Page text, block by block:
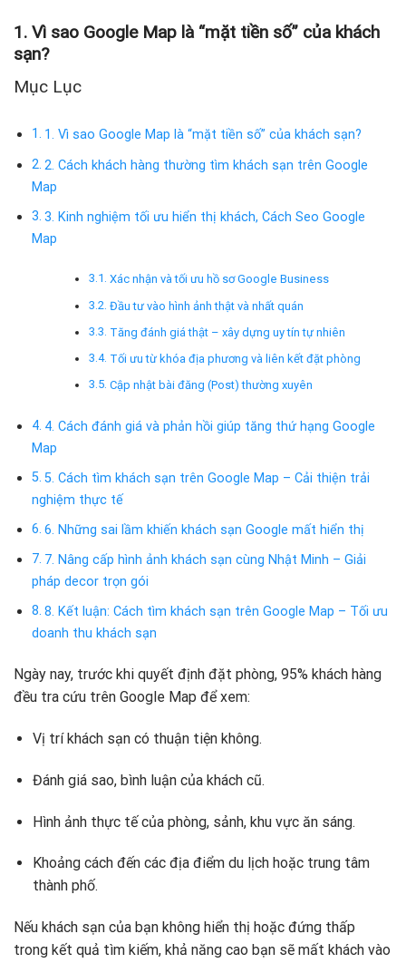
1. Vì sao Google Map là “mặt tiền số” của khách
sạn?
Mục Lục
1. Vì sao Google Map là “mặt tiền số” của khách sạn?
2. Cách khách hàng thường tìm khách sạn trên Google
Map
3. Kinh nghiệm tối ưu hiển thị khách, Cách Seo Google
Map
Xác nhận và tối ưu hồ sơ Google Business
Đầu tư vào hình ảnh thật và nhất quán
Tăng đánh giá thật – xây dựng uy tín tự nhiên
Tối ưu từ khóa địa phương và liên kết đặt phòng
Cập nhật bài đăng (Post) thường xuyên
4. Cách đánh giá và phản hồi giúp tăng thứ hạng Google
Map
5. Cách tìm khách sạn trên Google Map – Cải thiện trải
nghiệm thực tế
6. Những sai lầm khiến khách sạn Google mất hiển thị
7. Nâng cấp hình ảnh khách sạn cùng Nhật Minh – Giải
pháp decor trọn gói
8. Kết luận: Cách tìm khách sạn trên Google Map – Tối ưu
doanh thu khách sạn
Ngày nay, trước khi quyết định đặt phòng, 95% khách hàng
đều tra cứu trên Google Map để xem:
Vị trí khách sạn có thuận tiện không.
Đánh giá sao, bình luận của khách cũ.
Hình ảnh thực tế của phòng, sảnh, khu vực ăn sáng.
Khoảng cách đến các địa điểm du lịch hoặc trung tâm
thành phố.
Nếu khách sạn của bạn không hiển thị hoặc đứng thấp
trong kết quả tìm kiếm, khả năng cao bạn sẽ mất khách vào